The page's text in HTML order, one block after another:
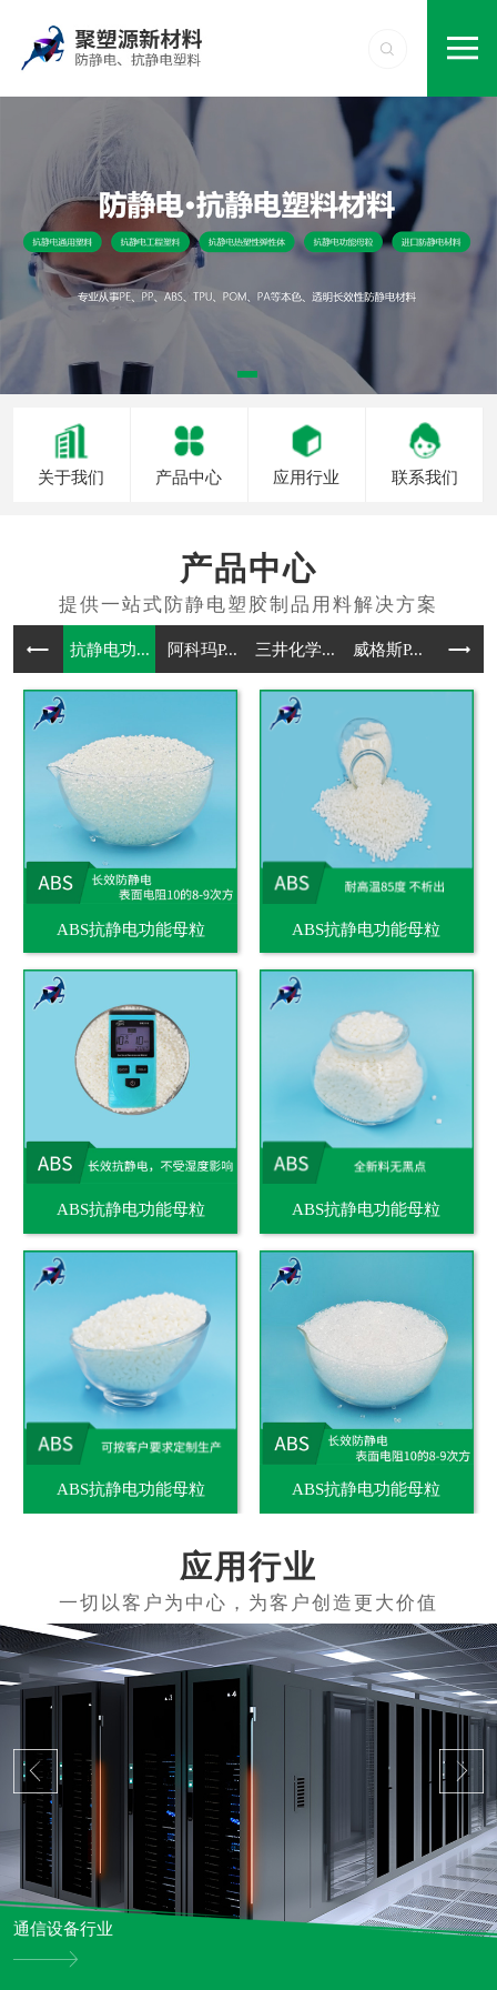
关于我们 产品中心 应用行业 联系我们
产品中心
抗静电功... 阿科玛P... 三井化学... 威格斯P... 抗静电
ABS抗静电功能母粒 ABS抗静电功能母粒
ABS抗静电功能母粒 ABS抗静电功能母粒
ABS抗静电功能母粒 ABS抗静电功能母粒
应用行业
通信设备行业